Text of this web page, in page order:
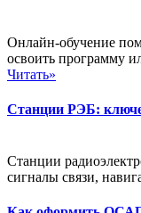
Онлайн-обучение
освоить программу
Читать»
Станции РЭБ:
Станции
сигналы связи,